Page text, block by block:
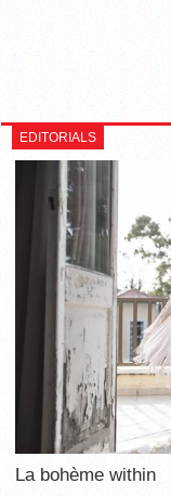
EDITORIALS
La bohème within